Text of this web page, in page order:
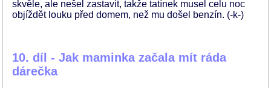
skvěle, ale nešel zastavit, takže tatínek musel celu noc
objíždět louku před domem, než mu došel benzín. (-k-)
10. díl - Jak maminka začala mít ráda
dárečka